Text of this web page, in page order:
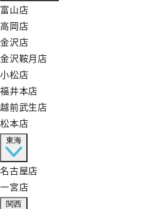
富山店
高岡店
金沢店
金沢鞍月店
小松店
福井本店
越前武生店
松本店
東海
名古屋店
一宮店
関西